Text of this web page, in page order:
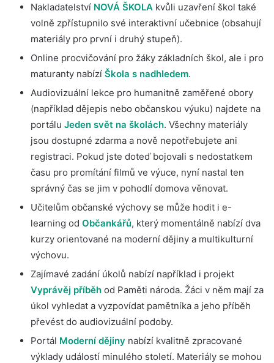
Nakladatelství NOVÁ ŠKOLA kvůli uzavření škol také
volně zpřístupnilo své interaktivní učebnice (obsahují
materiály pro první i druhý stupeň).
Online procvičování pro žáky základních škol, ale i pro
maturanty nabízí Škola s nadhledem.
Audiovizuální lekce pro humanitně zaměřené obory
(například dějepis nebo občanskou výuku) najdete na
portálu Jeden svět na školách. Všechny materiály
jsou dostupné zdarma a nově nepotřebujete ani
registraci. Pokud jste doteď bojovali s nedostatkem
času pro promítání filmů ve výuce, nyní nastal ten
správný čas se jim v pohodlí domova věnovat.
Učitelům občanské výchovy se může hodit i e-
learning od Občankářů, který momentálně nabízí dva
kurzy orientované na moderní dějiny a multikulturní
výchovu.
Zajímavé zadání úkolů nabízí například i projekt
Vyprávěj příběh od Paměti národa. Žáci v něm mají za
úkol vyhledat a vyzpovídat pamětníka a jeho příběh
převést do audiovizuální podoby.
Portál Moderní dějiny nabízí kvalitně zpracované
výklady událostí minulého století. Materiály se mohou